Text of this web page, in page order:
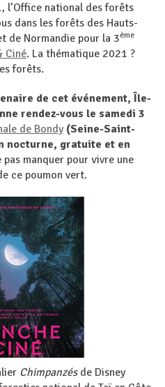
l’Office national des forêts
dans les forêts des Hauts-
de Normandie pour la 3ème
Ciné. La thématique 2021 ?
forêts.
de cet événement, Île-
rendez-vous le samedi 3
de Bondy (Seine-Saint-
nocturne, gratuite et en
pas manquer pour vivre une
ce poumon vert.
Chimpanzésde Disney